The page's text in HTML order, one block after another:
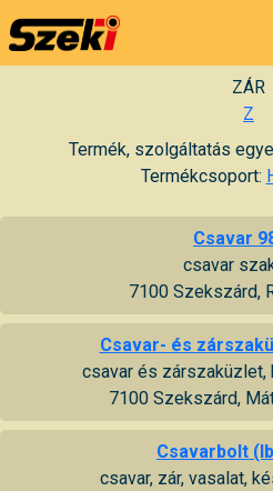
ZÁR
Z
Termék, szolgáltatás
Termékcsoport:
Csavar
csavar
7100 Szekszárd,
Csavar- és
csavar és
7100 Szekszárd,
Csavarbolt
csavar, zár, vasalat,